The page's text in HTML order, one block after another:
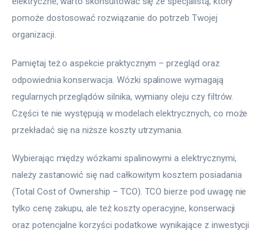
pomoże dostosować rozwiązanie do potrzeb Twojej
organizacji.
Pamiętaj też o aspekcie praktycznym – przegląd oraz
odpowiednia konserwacja. Wózki spalinowe wymagają
regularnych przeglądów silnika, wymiany oleju czy filtrów.
Części te nie występują w modelach elektrycznych, co może
przekładać się na niższe koszty utrzymania.
Wybierając między wózkami spalinowymi a elektrycznymi,
należy zastanowić się nad całkowitym kosztem posiadania
(Total Cost of Ownership – TCO). TCO bierze pod uwagę nie
tylko cenę zakupu, ale też koszty operacyjne, konserwacji
oraz potencjalne korzyści podatkowe wynikające z inwestycji